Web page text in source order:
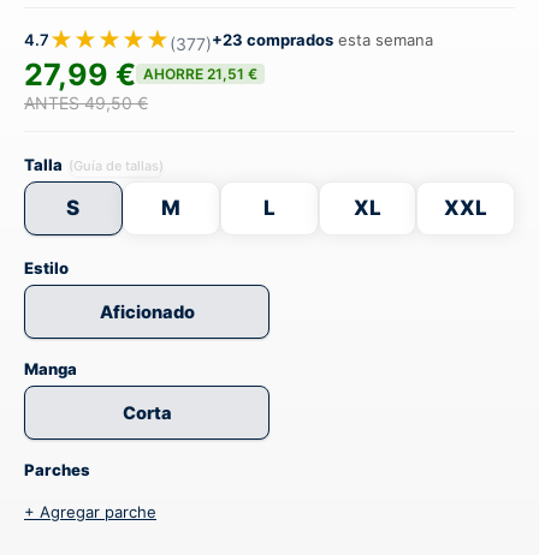
4.7★★★★★(377)+23 comprados esta semana
27,99 € AHORRE 21,51 €
ANTES 49,50 €
Talla (Guía de tallas)
S M L XL XXL
Estilo
Aficionado
Manga
Corta
Parches
+ Agregar parche